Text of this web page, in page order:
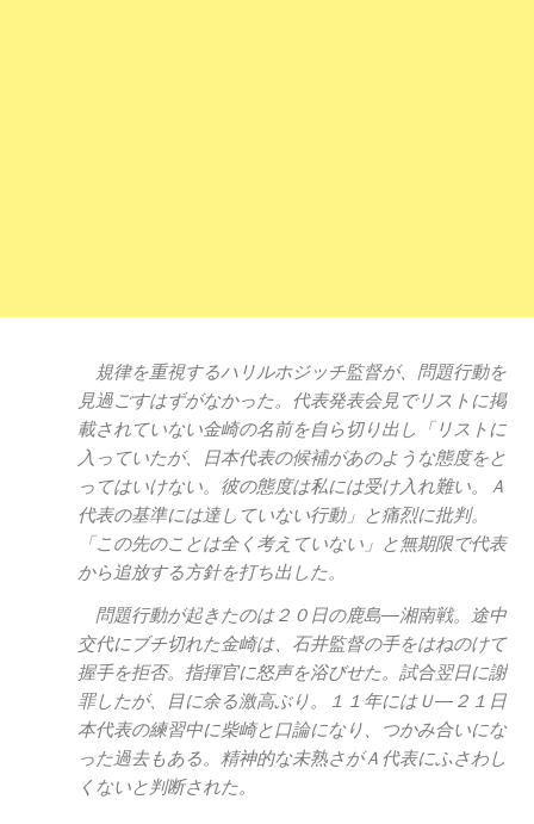
規律を重視するハリルホジッチ監督が、問題行動を
見過ごすはずがなかった。代表発表会見でリストに掲
載されていない金崎の名前を自ら切り出し「リストに
入っていたが、日本代表の候補があのような態度をと
ってはいけない。彼の態度は私には受け入れ難い。Ａ
代表の基準には達していない行動」と痛烈に批判。
「この先のことは全く考えていない」と無期限で代表
から追放する方針を打ち出した。
問題行動が起きたのは２０日の鹿島―湘南戦。途中
交代にブチ切れた金崎は、石井監督の手をはねのけて
握手を拒否。指揮官に怒声を浴びせた。試合翌日に謝
罪したが、目に余る激高ぶり。１１年にはＵ―２１日
本代表の練習中に柴崎と口論になり、つかみ合いにな
った過去もある。精神的な未熟さがＡ代表にふさわし
くないと判断された。